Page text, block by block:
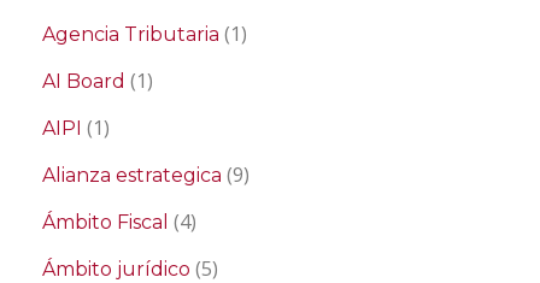
Agencia Tributaria (1)
AI Board (1)
AIPI (1)
Alianza estrategica (9)
Ámbito Fiscal (4)
Ámbito jurídico (5)